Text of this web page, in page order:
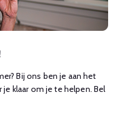
Bij ons ben je aan het
klaar om je te helpen. Bel